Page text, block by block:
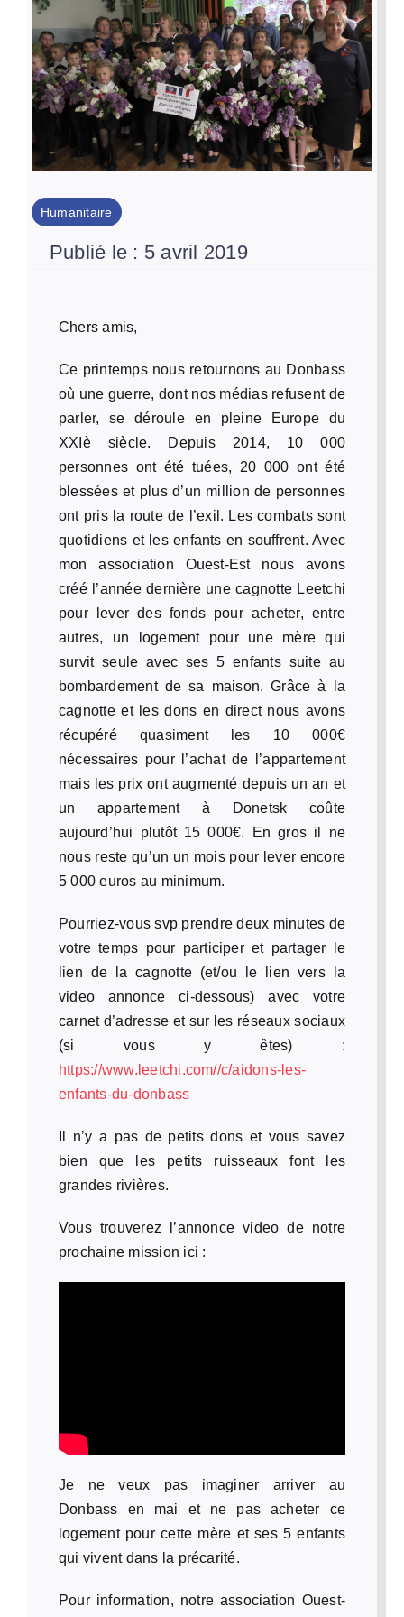
Par Région
Nous soutenir
Contact
Humanitaire
Publié le : 5 avril 2019
Chers amis,
Ce printemps nous retournons au Donbass
où une guerre, dont nos médias refusent de
parler, se déroule en pleine Europe du
XXIè siècle. Depuis 2014, 10 000
personnes ont été tuées, 20 000 ont été
blessées et plus d’un million de personnes
ont pris la route de l’exil. Les combats sont
quotidiens et les enfants en souffrent. Avec
mon association Ouest-Est nous avons
créé l’année dernière une cagnotte Leetchi
pour lever des fonds pour acheter, entre
autres, un logement pour une mère qui
survit seule avec ses 5 enfants suite au
bombardement de sa maison. Grâce à la
cagnotte et les dons en direct nous avons
récupéré quasiment les 10 000€
nécessaires pour l’achat de l’appartement
mais les prix ont augmenté depuis un an et
un appartement à Donetsk coûte
aujourd’hui plutôt 15 000€. En gros il ne
nous reste qu’un un mois pour lever encore
5 000 euros au minimum.
Pourriez-vous svp prendre deux minutes de
votre temps pour participer et partager le
lien de la cagnotte (et/ou le lien vers la
video annonce ci-dessous) avec votre
carnet d’adresse et sur les réseaux sociaux
(si vous y êtes) :
https://www.leetchi.com//c/aidons-les-
enfants-du-donbass
Il n’y a pas de petits dons et vous savez
bien que les petits ruisseaux font les
grandes rivières.
Vous trouverez l’annonce video de notre
prochaine mission ici :
Je ne veux pas imaginer arriver au
Donbass en mai et ne pas acheter ce
logement pour cette mère et ses 5 enfants
qui vivent dans la précarité.
Pour information, notre association Ouest-